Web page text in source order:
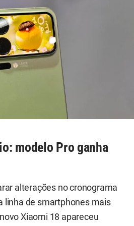
modelo Pro ganha
alterações no cronograma
linha de smartphones mais
Xiaomi 18 apareceu